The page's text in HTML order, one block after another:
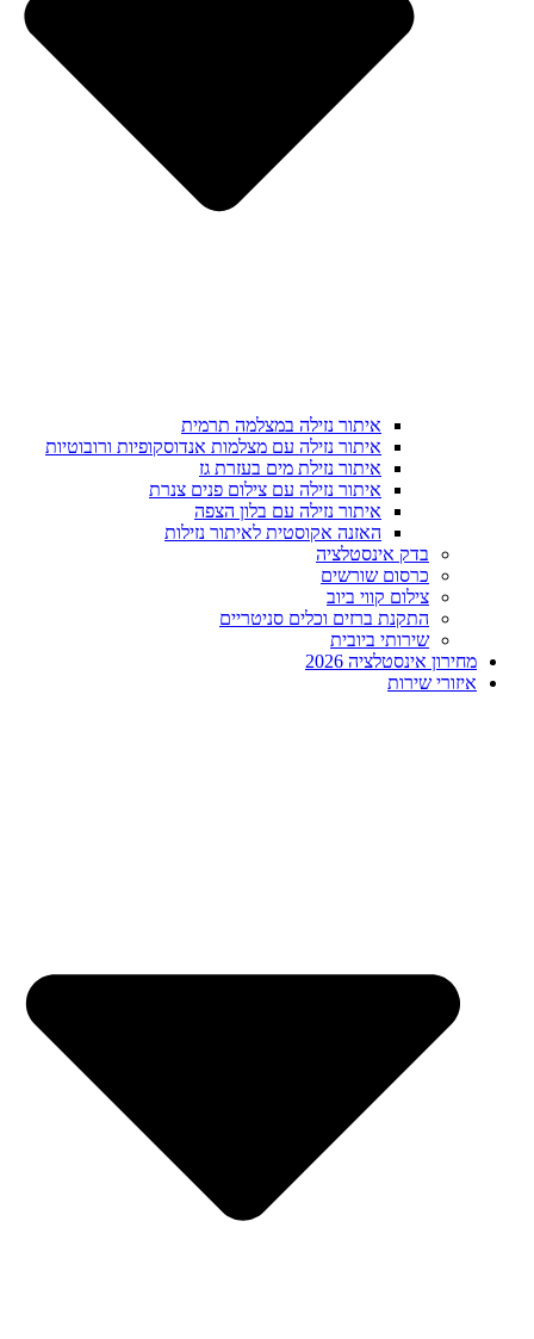
איתור נזילה במצלמה תרמית
איתור נזילה עם מצלמות אנדוסקופיות ורובוטיות
איתור נזילת מים בעזרת גז
איתור נזילה עם צילום פנים צנרת
איתור נזילה עם בלון הצפה
האזנה אקוסטית לאיתור נזילות
בדק אינסטלציה
כרסום שורשים
צילום קווי ביוב
התקנת ברזים וכלים סניטריים
שירותי ביובית
מחירון אינסטלציה 2026
איזורי שירות